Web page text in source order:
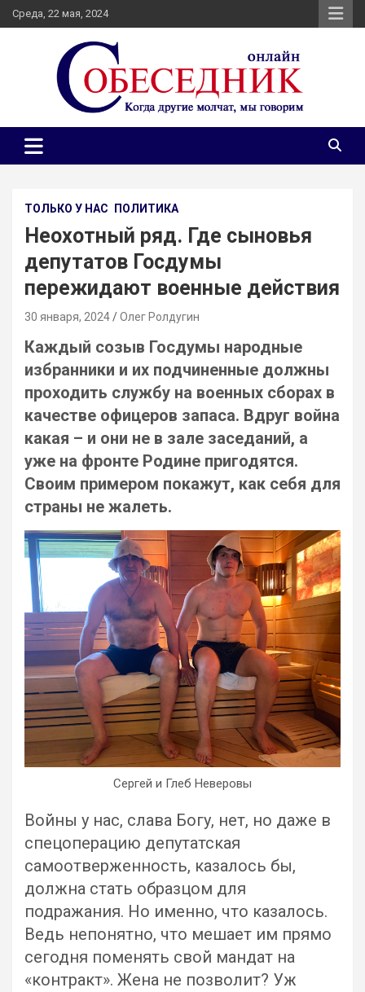
Skip
to
Среда, 22 мая, 2024
Собеседник онлайн
Собеседник. Журналистские расследования, специальные
репортажи и эксклюзивные интервью.
ТОЛЬКО У НАС ПОЛИТИКА
Неохотный ряд. Где сыновья
депутатов Госдумы
пережидают военные действия
30 января, 2024 Олег Ролдугин
Каждый созыв Госдумы народные
избранники и их подчиненные должны
проходить службу на военных сборах в
качестве офицеров запаса. Вдруг война
какая – и они не в зале заседаний, а
уже на фронте Родине пригодятся.
Своим примером покажут, как себя для
страны не жалеть.
Сергей и Глеб Неверовы
Войны у нас, слава Богу, нет, но даже в
спецоперацию депутатская
самоотверженность, казалось бы,
должна стать образцом для
подражания. Но именно, что казалось.
Ведь непонятно, что мешает им прямо
сегодня поменять свой мандат на
«контракт». Жена не позволит? Уж